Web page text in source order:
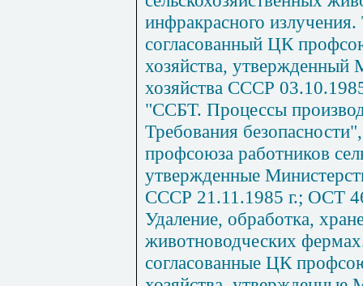
инфракрасного
согласованный ЦК
хозяйства, утвержденный
хозяйства СССР
"ССБТ. Процессы
Требования
профсоюза работников
утвержденные
СССР 21.11.1985 г.; ОСТ
Удаление, обработка,
животноводческих
согласованные ЦК